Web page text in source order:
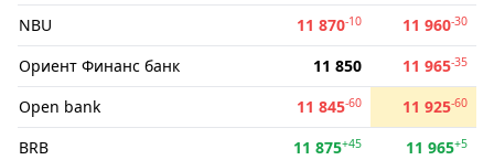
NBU 11 870-10 11 960-30
Ориент Финанс банк 11 850 11 965-35
Open bank 11 845-60 11 925-60
BRB 11 875+45 11 965+5